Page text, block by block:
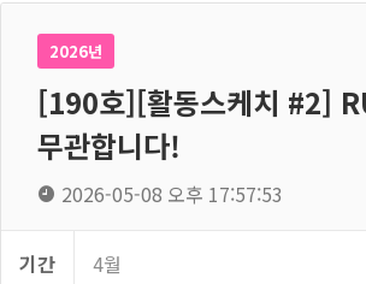
2026년
[190호][활동스케치 #2]
무관합니다!
2026-05-08 오후 17:57:53
기간 4월